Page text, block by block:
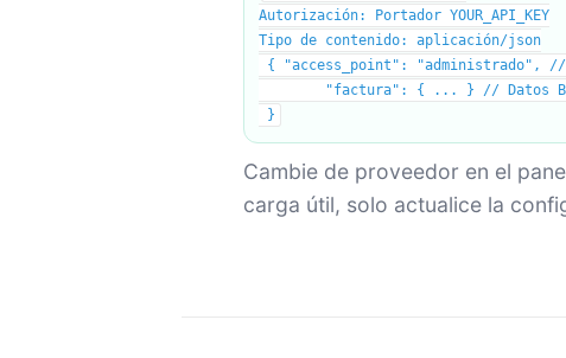
Autorización: Portador YOUR_API_KEY
Tipo de contenido: aplicación/json
{ "access_point": "administrado",
"factura": { ... } // Datos BIS de
}
Cambie de proveedor en el
carga útil, solo actualice la